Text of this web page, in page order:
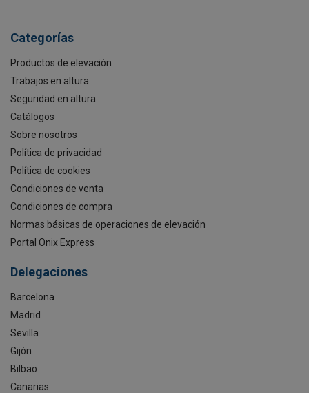
Categorías
Productos de elevación
Trabajos en altura
Seguridad en altura
Catálogos
Sobre nosotros
Política de privacidad
Política de cookies
Condiciones de venta
Condiciones de compra
Normas básicas de operaciones de elevación
Portal Onix Express
Delegaciones
Barcelona
Madrid
Sevilla
Gijón
Bilbao
Canarias